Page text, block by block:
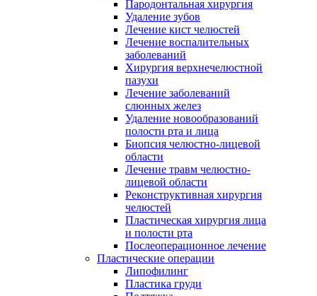
Пародонтальная хирургия
Удаление зубов
Лечение кист челюстей
Лечение воспалительных
заболеваний
Хирургия верхнечелюстной
пазухи
Лечение заболеваний
слюнных желез
Удаление новообразований
полости рта и лица
Биопсия челюстно-лицевой
области
Лечение травм челюстно-
лицевой области
Реконструктивная хирургия
челюстей
Пластическая хирургия лица
и полости рта
Послеоперационное лечение
Пластические операции
Липофилинг
Пластика груди